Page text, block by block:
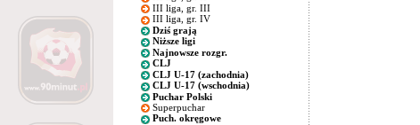
III liga, gr. III
III liga, gr. IV
Dziś grają
Niższe ligi
Najnowsze rozgr.
CLJ
CLJ U-17 (zachodnia)
CLJ U-17 (wschodnia)
Puchar Polski
Superpuchar
Puch. okręgowe